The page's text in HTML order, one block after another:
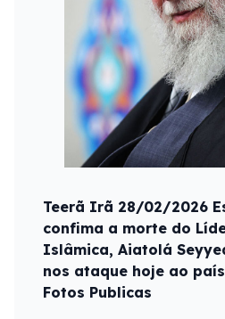
Teerã Irã 28/02/2026
confima a morte do
Islâmica, Aiatolá
nos ataque hoje ao
Fotos Publicas